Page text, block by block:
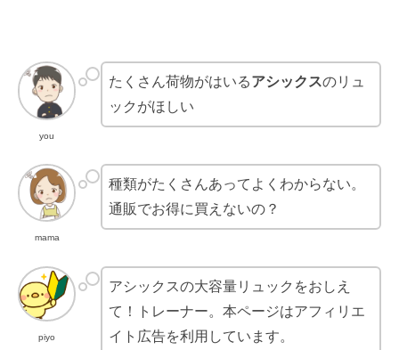
you
たくさん荷物がはいるアシックスのリュ
ックがほしい
mama
種類がたくさんあってよくわからない。
通販でお得に買えないの？
piyo
アシックスの大容量リュックをおしえ
て！トレーナー。本ページはアフィリエ
イト広告を利用しています。